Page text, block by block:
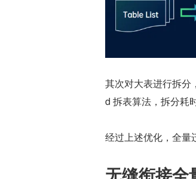
其次对大表进行拆分
d 拆表算法，拆分耗
经过上述优化，全量